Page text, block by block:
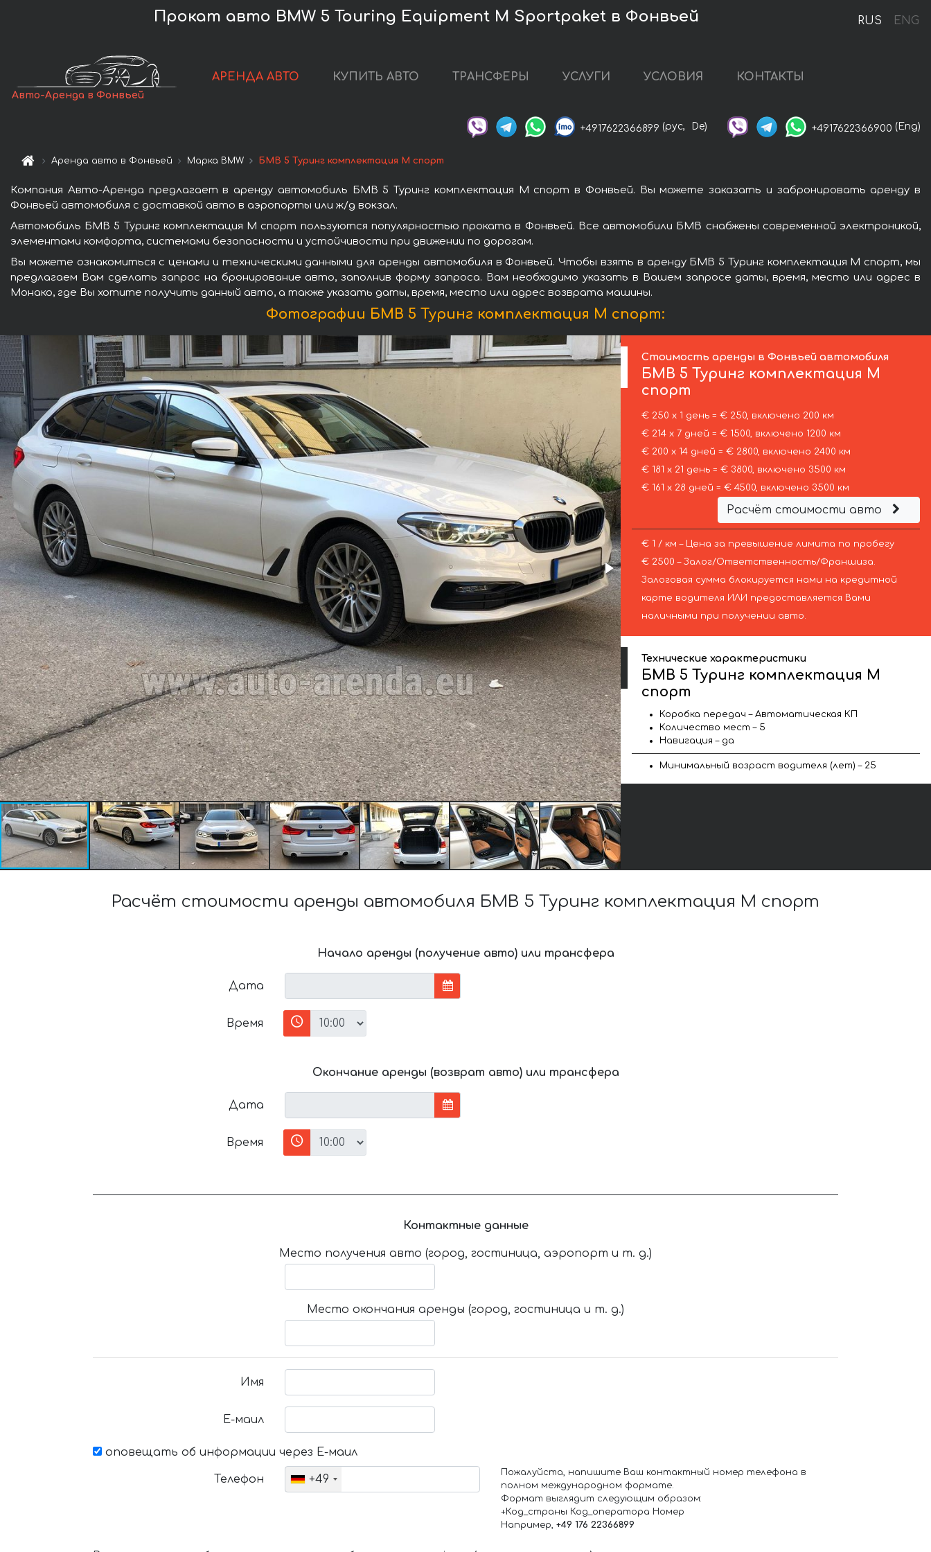
RUS ENG
Прокат авто BMW 5 Touring Equipment M Sportpaket в Фонвьей
Авто-Аренда в Фонвьей
АРЕНДА АВТО КУПИТЬ АВТО ТРАНСФЕРЫ УСЛУГИ УСЛОВИЯ КОНТАКТЫ
+4917622366899 (рус, De) +4917622366900 (Eng)
Аренда авто в Фонвьей Марка BMW БМВ 5 Туринг комплектация М спорт
Компания Авто-Аренда предлагает в аренду автомобиль БМВ 5 Туринг комплектация М спорт в Фонвьей. Вы можете заказать и забронировать аренду в
Фонвьей автомобиля с доставкой авто в аэропорты или ж/д вокзал.
Автомобиль БМВ 5 Туринг комплектация М спорт пользуются популярностью проката в Фонвьей. Все автомобили БМВ снабжены современной электроникой,
элементами комфорта, системами безопасности и устойчивости при движении по дорогам.
Вы можете ознакомиться с ценами и техническими данными для аренды автомобиля в Фонвьей. Чтобы взять в аренду БМВ 5 Туринг комплектация М спорт, мы
предлагаем Вам сделать запрос на бронирование авто, заполнив форму запроса. Вам необходимо указать в Вашем запросе даты, время, место или адрес в
Монако, где Вы хотите получить данный авто, а также указать даты, время, место или адрес возврата машины.
Фотографии БМВ 5 Туринг комплектация М спорт:
Стоимость аренды в Фонвьей автомобиля
БМВ 5 Туринг комплектация М
спорт
€ 250 х 1 день = € 250, включено 200 км
€ 214 х 7 дней = € 1500, включено 1200 км
€ 200 х 14 дней = € 2800, включено 2400 км
€ 181 х 21 день = € 3800, включено 3500 км
€ 161 х 28 дней = € 4500, включено 3500 км
Расчёт стоимости авто
€ 1 / км – Цена за превышение лимита по пробегу
€ 2500 – Залог/Ответственность/Франшиза.
Залоговая сумма блокируется нами на кредитной
карте водителя ИЛИ предоставляется Вами
наличными при получении авто.
Технические характеристики
БМВ 5 Туринг комплектация М
спорт
Коробка передач – Автоматическая КП
Количество мест – 5
Навигация – да
Минимальный возраст водителя (лет) – 25
Расчёт стоимости аренды автомобиля БМВ 5 Туринг комплектация М спорт
Начало аренды (получение авто) или трансфера
Дата
Время
Окончание аренды (возврат авто) или трансфера
Дата
Время
Контактные данные
Место получения авто (город, гостиница, аэропорт и т. д.)
Место окончания аренды (город, гостиница и т. д.)
Имя
Е-маил
оповещать об информации через Е-маил
Телефон +49
Пожалуйста, напишите Ваш контактный номер телефона в
полном международном формате.
Формат выглядит следующим образом:
+Код_страны Код_оператора Номер
Например, +49 176 22366899